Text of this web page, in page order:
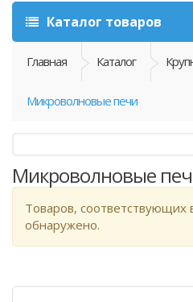
Каталог товаров
Главная Каталог
Микроволновые печи
Микроволновые
Товаров, соответствующих
обнаружено.
Поиск